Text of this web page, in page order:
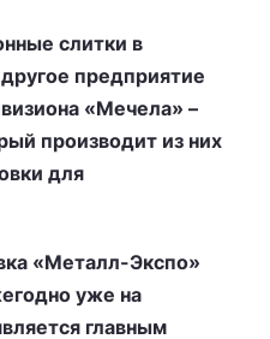
слитки в
другое предприятие
«Мечела» –
производит из них
для
«Металл-Экспо»
уже на
главным